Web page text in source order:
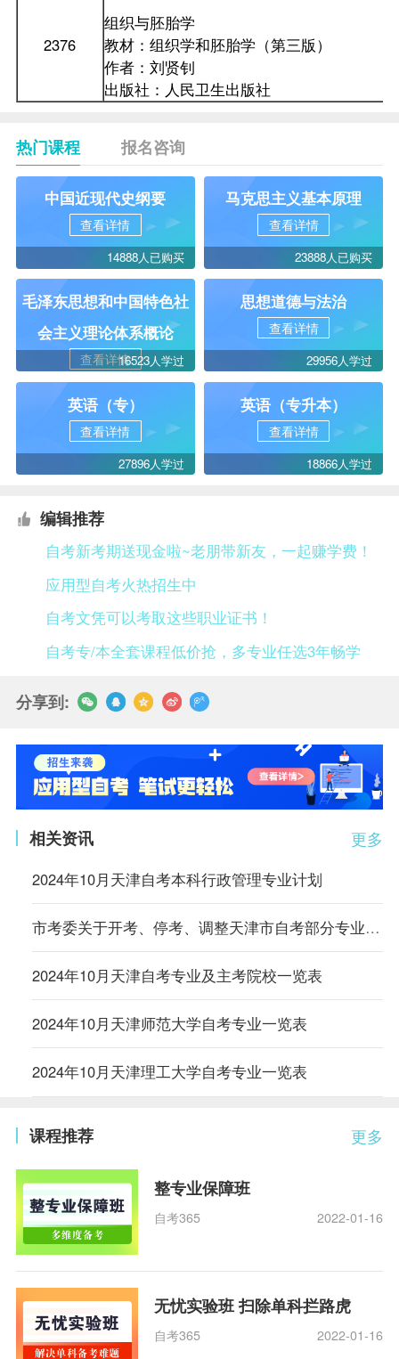
2376
组织与胚胎学
教材：组织学和胚胎学（第三版）
作者：刘贤钊
出版社：人民卫生出版社
热门课程 报名咨询
中国近现代史纲要
查看详情
14888人已购买
马克思主义基本原理
查看详情
23888人已购买
毛泽东思想和中国特色社
会主义理论体系概论
查看详情16523人学过
思想道德与法治
查看详情
29956人学过
英语（专）
查看详情
27896人学过
英语（专升本）
查看详情
18866人学过
编辑推荐
自考新考期送现金啦~老朋带新友，一起赚学费！
应用型自考火热招生中
自考文凭可以考取这些职业证书！
自考专/本全套课程低价抢，多专业任选3年畅学
分享到:
更多
相关资讯
2024年10月天津自考本科行政管理专业计划
市考委关于开考、停考、调整天津市自考部分专业的通知
2024年10月天津自考专业及主考院校一览表
2024年10月天津师范大学自考专业一览表
2024年10月天津理工大学自考专业一览表
更多
课程推荐
整专业保障班
自考365 2022-01-16
无忧实验班 扫除单科拦路虎
自考365 2022-01-16